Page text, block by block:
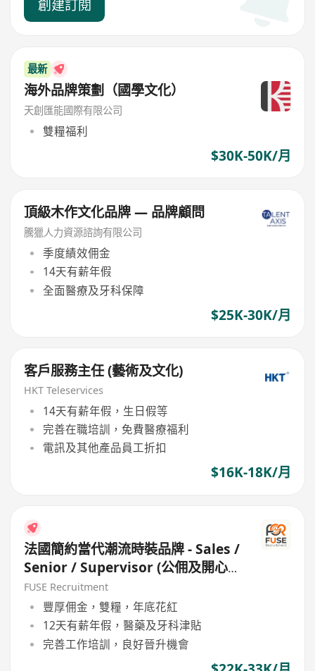
創建訂閱
最新
海外品牌策劃（國學文化）
天創匯能國際有限公司
雙糧福利
$30K-50K/月
頂級木作文化品牌 — 品牌顧問
騰獵人力資源諮詢有限公司
季度績效佣金
14天有薪年假
全面醫療及牙科保障
$25K-30K/月
客戶服務主任 (藝術及文化)
HKT Teleservices
14天有薪年假，生日假等
完善在職培訓，免費醫療福利
電訊及其他產品員工折扣
$16K-18K/月
法國簡約當代潮流時裝品牌 - Sales /
Senior / Supervisor (公佣及開心
工作環境 / 良好公司文代)
FUSE Recruitment
豐厚佣金，雙糧，年底花紅
12天有薪年假，醫藥及牙科津貼
完善工作培訓，良好晉升機會